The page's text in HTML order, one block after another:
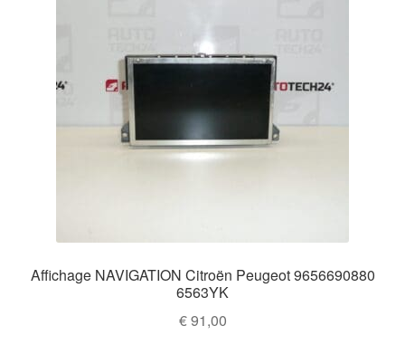
Affichage NAVIGATION Citroën Peugeot 9656690880
6563YK
€91,00